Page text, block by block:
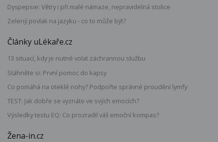
Dyspepsie: Větry i při malé námaze, nepravidelná stolice
Zelený povlak na jazyku - co to může být?
Články uLékaře.cz
13 situací, kdy je nutné volat záchrannou službu
Stáhněte si: První pomoc do kapsy
Co pomáhá na oteklé nohy? Podpořte správné proudění lymfy
TEST: Jak dobře se vyznáte ve svých emocích?
Výsledky testu EQ: Co prozradil váš emoční kompas?
Žena-in.cz